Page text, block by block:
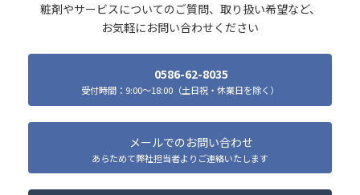
粧剤やサービスについてのご質問、取り扱い希望など、
お気軽にお問い合わせください
0586-62-8035
受付時間：9:00～18:00（土日祝・休業日を除く）
メールでのお問い合わせ
あらためて弊社担当者よりご連絡いたします